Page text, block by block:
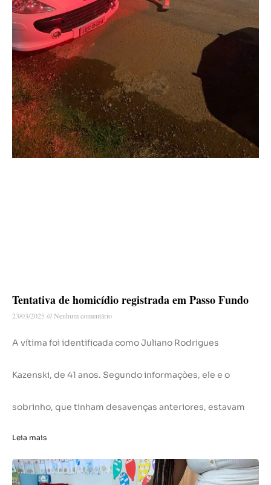
Tentativa de homicídio registrada em Passo Fundo
23/03/2025 Nenhum comentário
A vítima foi identificada como Juliano Rodrigues
Kazenski, de 41 anos. Segundo informações, ele e o
sobrinho, que tinham desavenças anteriores, estavam
Leia mais